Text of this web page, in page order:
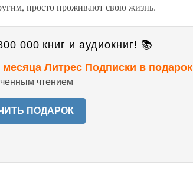
просто проживают свою жизнь.
000 книг и аудиокниг! 📚
месяца Литрес Подписки в подарок
чтением
ПОДАРОК